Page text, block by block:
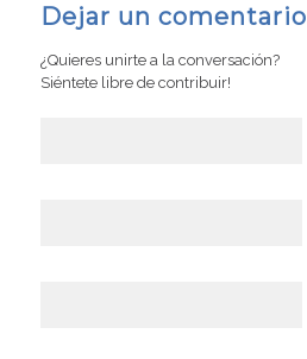
Dejar un comentario
¿Quieres unirte a la conversación?
Siéntete libre de contribuir!